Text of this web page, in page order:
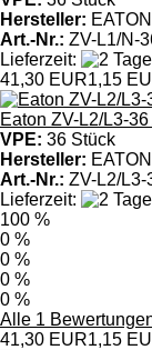
Hersteller: EATON
Art.-Nr.: ZV-L1/N-
Lieferzeit:
41,30 EUR1,15
Eaton ZV-L2/L3-
VPE: 36 Stück
Hersteller: EATON
Art.-Nr.: ZV-L2/L3-
Lieferzeit:
100 %
0 %
0 %
0 %
0 %
Alle 1
41,30 EUR1,15